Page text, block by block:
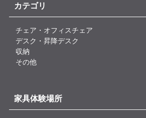
カテゴリ
チェア・オフィスチェア
デスク・昇降デスク
収納
その他
家具体験場所